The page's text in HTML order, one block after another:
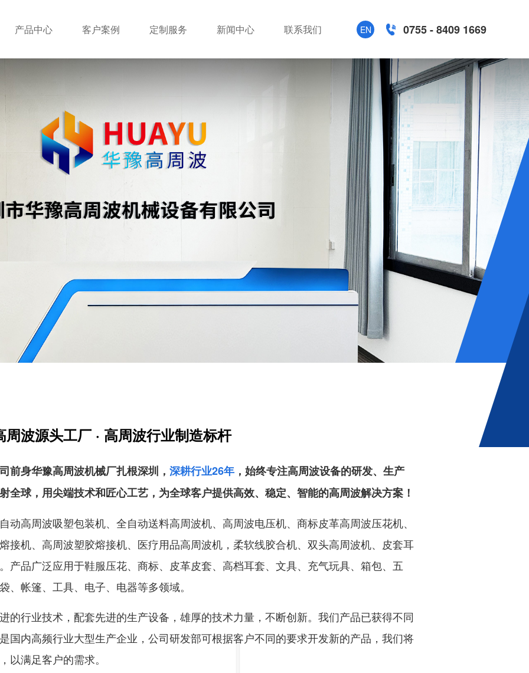
产品中心
热压机
超声波机
客户案例 定制服务 新闻中心 联系我们 EN 0755 - 8409 1669
波源头工厂 · 高周波行业制造标杆
前身华豫高周波机械厂扎根深圳， 深耕行业26年，始终专注高周波设备的研发、生产
全球，用尖端技术和匠心工艺，为全球客户提供高效、稳定、智能的高周波解决方案！
动高周波吸塑包装机、全自动送料高周波机、高周波电压机、商标皮革高周波压花机、
接机、高周波塑胶熔接机、医疗用品高周波机，柔软线胶合机、双头高周波机、皮套耳
产品广泛应用于鞋服压花、商标、皮革皮套、高档耳套、文具、充气玩具、箱包、五
、帐篷、工具、电子、电器等多领域。
的行业技术，配套先进的生产设备，雄厚的技术力量，不断创新。我们产品已获得不同
国内高频行业大型生产企业，公司研发部可根据客户不同的要求开发新的产品，我们将
以满足客户的需求。